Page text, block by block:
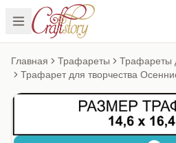
Главная Трафареты Трафареты
Трафарет для творчества